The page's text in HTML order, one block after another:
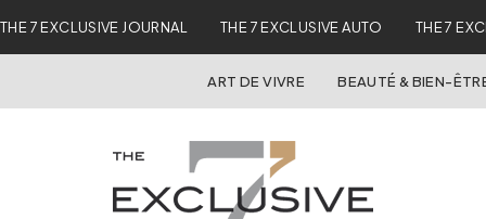
THE 7 EXCLUSIVE JOURNAL THE 7 EXCLUSIVE AUTO THE 7
ART DE VIVRE BEAUTÉ & BIEN-